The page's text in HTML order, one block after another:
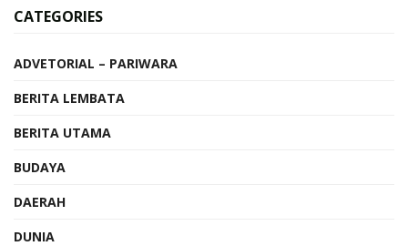
CATEGORIES
ADVETORIAL – PARIWARA
BERITA LEMBATA
BERITA UTAMA
BUDAYA
DAERAH
DUNIA